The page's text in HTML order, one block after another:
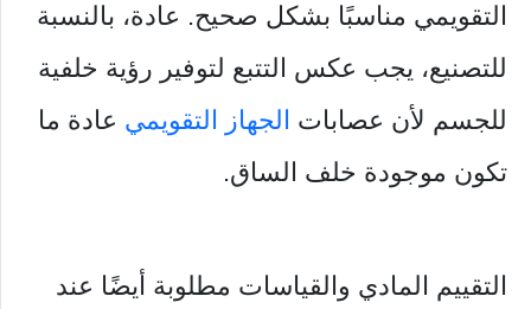
التقويمي مناسبًا بشكل صحيح. عادة، بالنسبة
للتصنيع، يجب عكس التتبع لتوفير رؤية خلفية
للجسم لأن عصابات الجهاز التقويمي عادة ما
تكون موجودة خلف الساق.
التقييم المادي والقياسات مطلوبة أيضًا عند